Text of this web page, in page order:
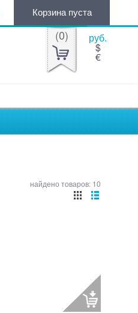
Корзина пуста
(0) руб.
$
€
найдено товаров: 10